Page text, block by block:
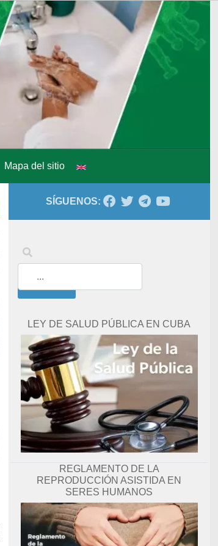
Mapa del sitio
SÍGUENOS:
Palabras clave
LEY DE SALUD PÚBLICA EN CUBA
REGLAMENTO DE LA
REPRODUCCIÓN ASISTIDA EN
SERES HUMANOS